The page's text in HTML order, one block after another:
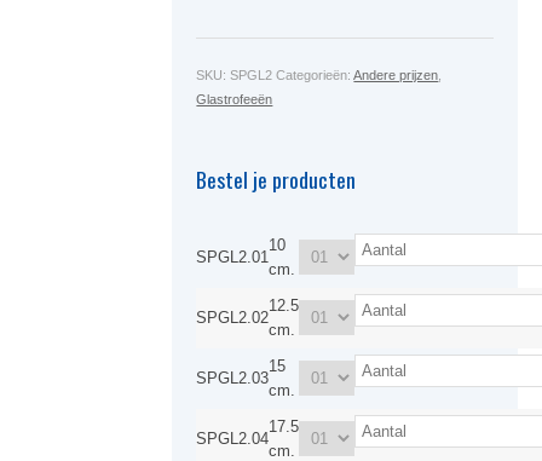
SKU:SPGL2 Categorieën:Andere prijzen
Glastrofeeën
Bestel je producten
SPGL2.01
10
cm.
SPGL2.02
12.5
cm.
SPGL2.03
15
cm.
SPGL2.04
17.5
cm.